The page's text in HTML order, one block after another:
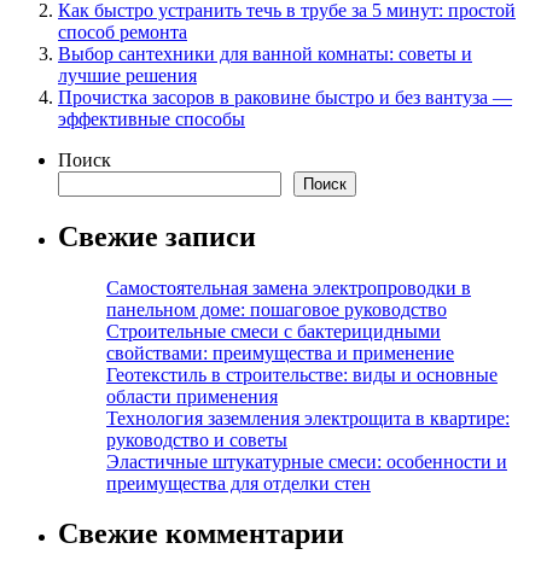
Как быстро устранить течь в трубе за 5 минут: простой
способ ремонта
Выбор сантехники для ванной комнаты: советы и
лучшие решения
Прочистка засоров в раковине быстро и без вантуза —
эффективные способы
Поиск
Поиск
Свежие записи
Самостоятельная замена электропроводки в
панельном доме: пошаговое руководство
Строительные смеси с бактерицидными
свойствами: преимущества и применение
Геотекстиль в строительстве: виды и основные
области применения
Технология заземления электрощита в квартире:
руководство и советы
Эластичные штукатурные смеси: особенности и
преимущества для отделки стен
Свежие комментарии